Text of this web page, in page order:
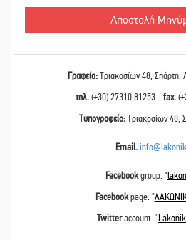
Αποστολή
Γραφεία:Τριακοσίων 48, Σπάρτη,
τηλ.(+30) 27310.81253 -fax.
Τυπογραφείο:Τριακοσίων 48,
Email.
Facebookgroup. "
Facebookpage. "
Twitteraccount. "